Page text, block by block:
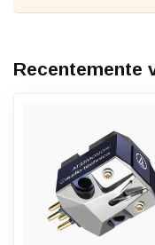
Recentemente